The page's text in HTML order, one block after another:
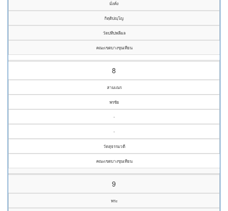
มั่งคั่ง
กิตฺติปญฺโญ
วัดปทีปพลีผล
คณะเขตบางขุนเทียน
8
สามเณร
พรชัย
-
-
วัดสุธรรมวดี
คณะเขตบางขุนเทียน
9
พระ